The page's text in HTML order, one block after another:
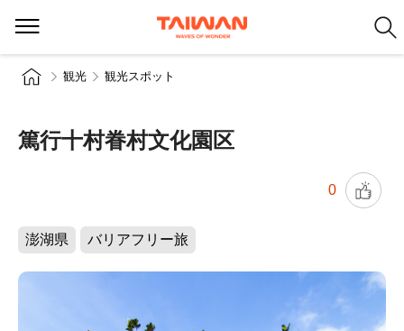
観光 観光スポット
篤行十村眷村文化園区
0
澎湖県 バリアフリー旅